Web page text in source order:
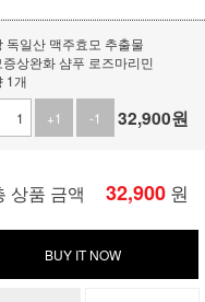
독일산 맥주효모 추출물
증상완화 샴푸 로즈마리민
1개
+1
-1 32,900원
상품 금액 32,900 원
BUY IT NOW